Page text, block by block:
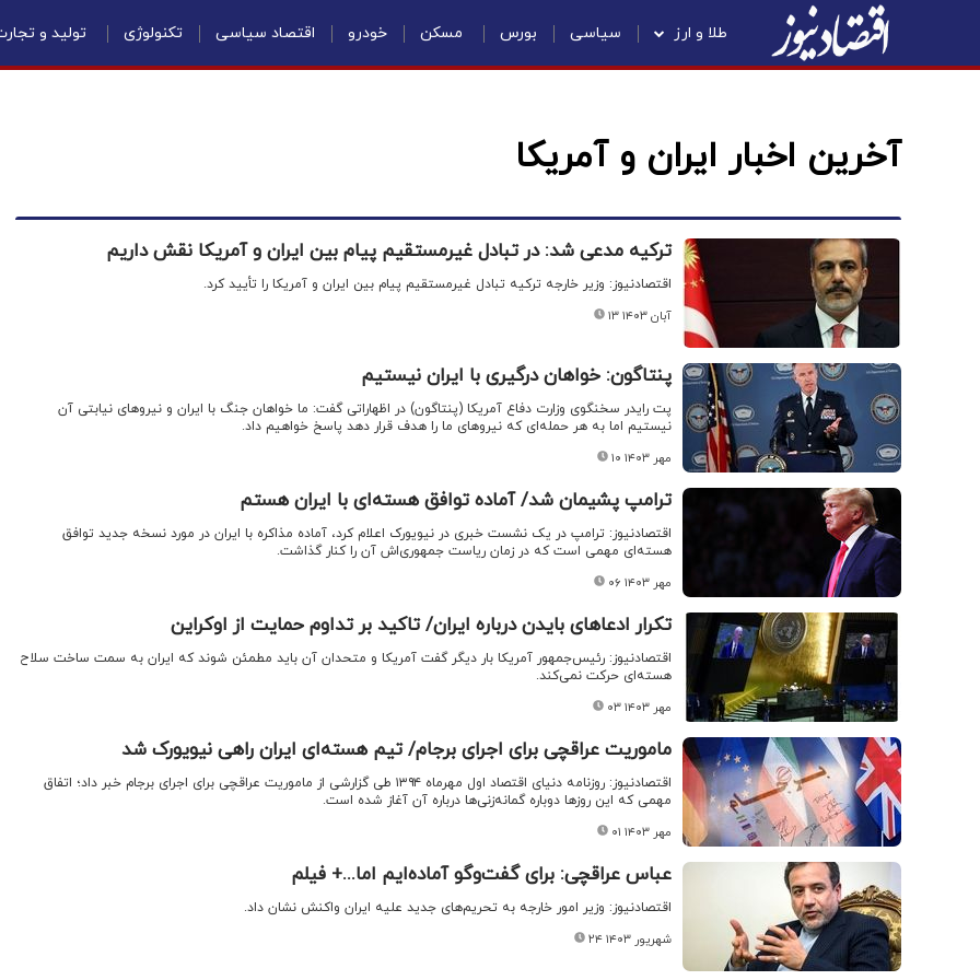
طلا و ارز سیاسی بورس مسکن خودرو اقتصاد سیاسی تکنولوژی تولید و
آخرین اخبار ایران و آمریکا
ترکیه مدعی شد: در تبادل غیرمستقیم پیام بین ایران و آمریکا نقش داریم
اقتصادنیوز: وزیر خارجه ترکیه تبادل غیرمستقیم پیام بین ایران و آمریکا را تأیید کرد.
۱۳ آبان ۱۴۰۳
پنتاگون: خواهان درگیری با ایران نیستیم
پت رایدر سخنگوی وزارت دفاع آمریکا (پنتاگون) در اظهاراتی گفت: ما خواهان جنگ با ایران و نیروهای نیابتی آن
نیستیم اما به هر حمله‌ای که نیروهای ما را هدف قرار دهد پاسخ خواهیم داد.
۱۰ مهر ۱۴۰۳
ترامپ پشیمان شد/ آماده توافق هسته‌ای با ایران هستم
اقتصادنیوز: ترامپ در یک نشست خبری در نیویورک اعلام کرد، آماده مذاکره با ایران در مورد نسخه جدید توافق
هسته‌ای مهمی است که در زمان ریاست جمهوری‌اش آن را کنار گذاشت.
۰۶ مهر ۱۴۰۳
تکرار ادعاهای بایدن درباره ایران/ تاکید بر تداوم حمایت از اوکراین
اقتصادنیوز: رئیس‌جمهور آمریکا بار دیگر گفت آمریکا و متحدان آن باید مطمئن شوند که ایران به سمت ساخت سلاح
هسته‌ای حرکت نمی‌کند.
۰۳ مهر ۱۴۰۳
ماموریت عراقچی برای اجرای برجام/ تیم هسته‌ای ایران راهی نیویورک شد
اقتصادنیوز: روزنامه دنیای اقتصاد اول مهرماه ۱۳۹۴ طی گزارشی از ماموریت عراقچی برای اجرای برجام خبر داد؛ اتفاق
مهمی که این روزها دوباره گمانه‌زنی‌ها درباره آن آغاز شده است.
۰۱ مهر ۱۴۰۳
عباس عراقچی: برای گفت‌و‌گو آماده‌ایم اما...+ فیلم
اقتصادنیوز: وزیر امور خارجه به تحریم‌های جدید علیه ایران واکنش نشان داد.
۲۴ شهریور ۱۴۰۳